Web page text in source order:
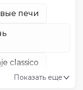
печи
classico
бежевая
Показать еще